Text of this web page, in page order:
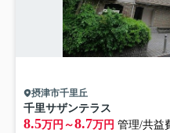
摂津市千里丘
千里サザンテラス
8.5万円～8.7万円 管理/共益